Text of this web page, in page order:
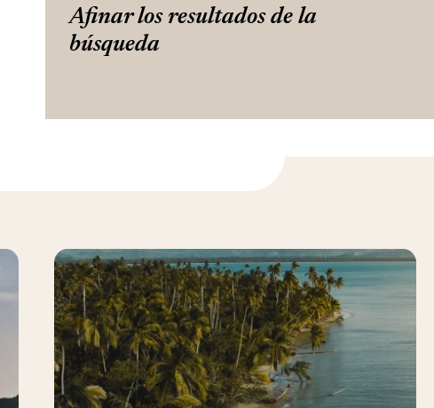
Afinar los resultados de la
búsqueda